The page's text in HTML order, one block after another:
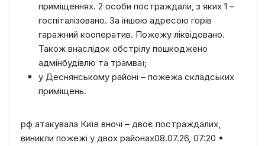
приміщеннях. 2 особи постраждали, з яких 1 –
госпіталізовано. За іншою адресою горів
гаражний кооператив. Пожежу ліквідовано.
Також внаслідок обстрілу пошкоджено
адмінбудівлю та трамваї;
у Деснянському районі – пожежа складських
приміщень.
рф атакувала Київ вночі – двоє постраждалих,
виникли пожежі у двох районах08.07.26, 07:20 •